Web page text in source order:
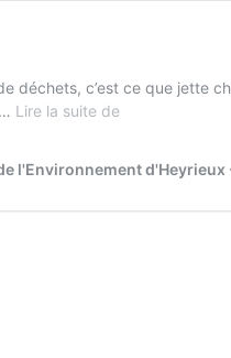
déchets, c’est ce que jette
Lire la suite deZéro
l'Environnement d'Heyrieux